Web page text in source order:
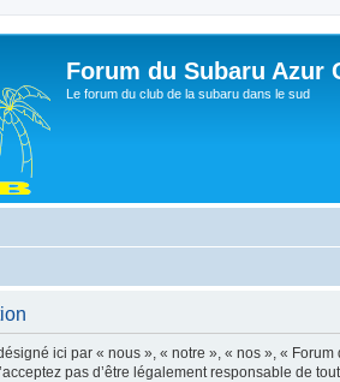
Forum du Subaru Azur
Le forum du club de la subaru dans le sud
ici par « nous », « notre », « nos », «
pas d’être légalement responsable de